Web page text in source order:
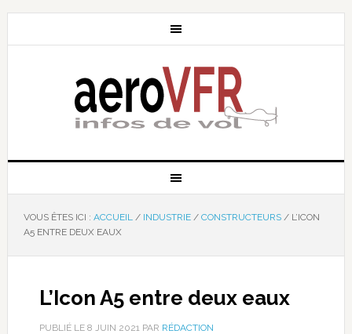
VOUS ÊTES ICI : ACCUEIL / INDUSTRIE / CONSTRUCTEURS /L’ICON
A5 ENTRE DEUX EAUX
L’Icon A5 entre deux eaux
PUBLIÉ LE 8 JUIN 2021PAR RÉDACTION